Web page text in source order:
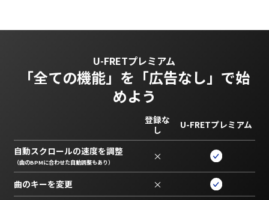
U-FRETプレミアム
「全ての機能」を 「広告なし」で始
めよう
登録な
し
U-FRETプレミアム
自動スクロールの速度を調整
（曲のBPMに合わせた自動調整もあり） ×
曲のキーを変更 ×